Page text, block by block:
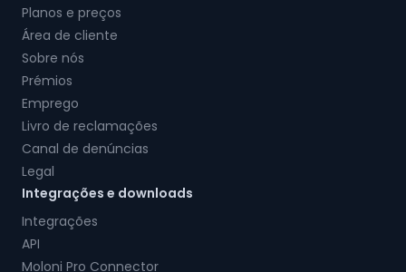
Planos e preços
Área de cliente
Sobre nós
Prémios
Emprego
Livro de reclamações
Canal de denúncias
Legal
Integrações e downloads
Integrações
API
Moloni Pro Connector